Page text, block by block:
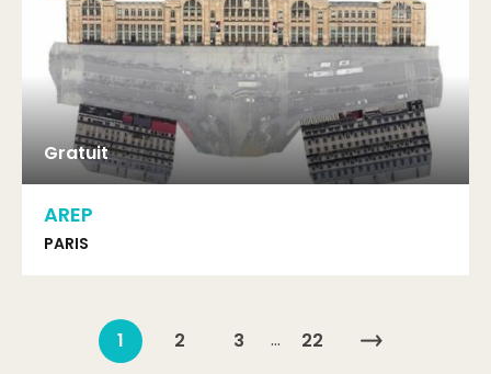
Gratuit
AREP
PARIS
1 2 3 … 22